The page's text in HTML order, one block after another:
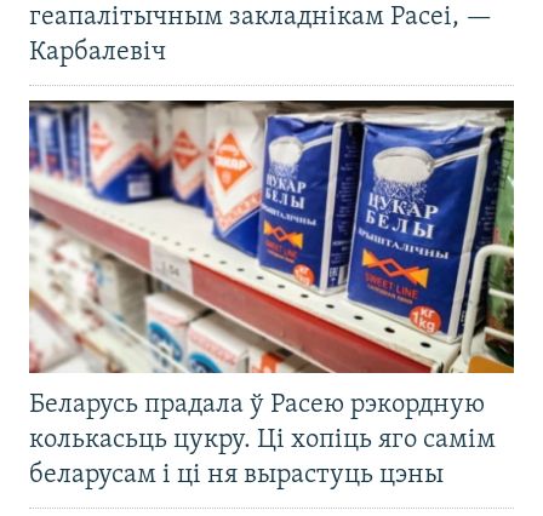
геапалітычным закладнікам Расеі, —
Карбалевіч
Беларусь прадала ў Расею рэкордную
колькасьць цукру. Ці хопіць яго самім
беларусам і ці ня вырастуць цэны